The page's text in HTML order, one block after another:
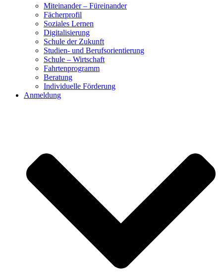
Miteinander – Füreinander
Fächerprofil
Soziales Lernen
Digitalisierung
Schule der Zukunft
Studien- und Berufsorientierung
Schule – Wirtschaft
Fahrtenprogramm
Beratung
Individuelle Förderung
Anmeldung